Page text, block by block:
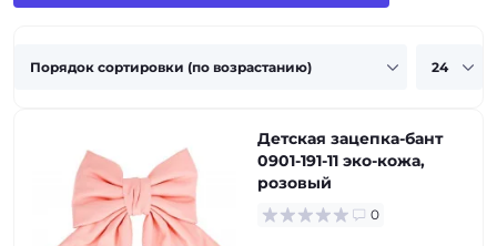
Детская зацепка-бант
0901-191-11 эко-кожа,
розовый
0